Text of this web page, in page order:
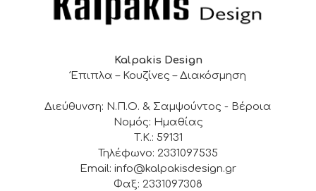
Kalpakis Design
Έπιπλα – Κουζίνες – Διακόσμηση
Διεύθυνση: Ν.Π.Ο. & Σαμψούντος - Βέροια
Νομός: Ημαθίας
Τ.Κ.: 59131
Τηλέφωνο: 2331097535
Email: info@kalpakisdesign.gr
Φαξ: 2331097308